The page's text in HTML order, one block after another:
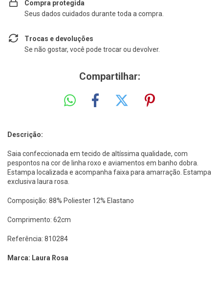
Compra protegida
Seus dados cuidados durante toda a compra.
Trocas e devoluções
Se não gostar, você pode trocar ou devolver.
Compartilhar:
Descrição:
Saia confeccionada em tecido de altíssima qualidade, com
pespontos na cor de linha roxo e aviamentos em banho dobra.
Estampa localizada e acompanha faixa para amarração. Estampa
exclusiva laura rosa.
Composição: 88% Poliester 12% Elastano
Comprimento: 62cm
Referência: 810284
Marca: Laura Rosa